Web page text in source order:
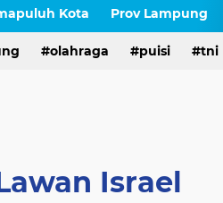
Kota Prov Lampung
olahraga puisi tni
Israel